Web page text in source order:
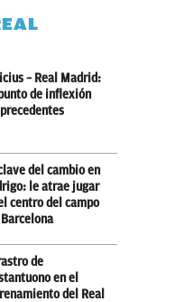
– Real Madrid:
de inflexión
del cambio en
le atrae jugar
centro del campo
de
en el
del Real